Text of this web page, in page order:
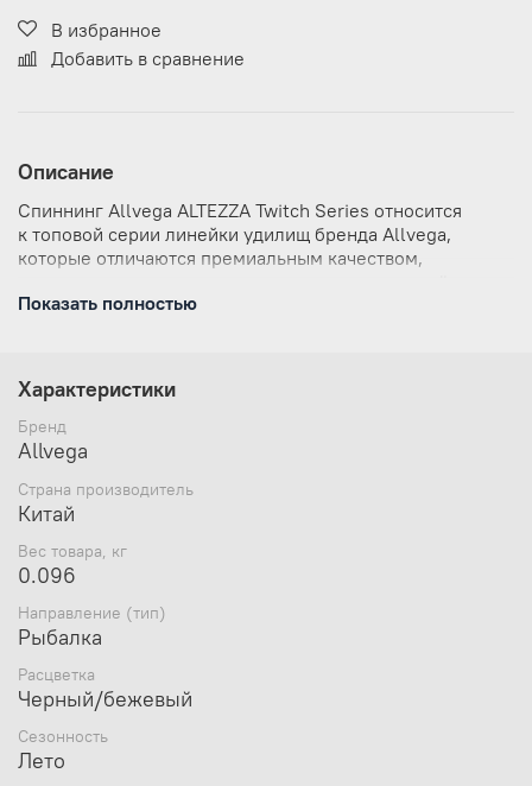
В избранное
Добавить в сравнение
Описание
Спиннинг Allvega ALTEZZA Twitch Series относится
к топовой серии линейки удилищ бренда Allvega,
которые отличаются премиальным качеством,
оснащением.
Благодаря своей лёгкости и прочности, такие
опытных спиннингистов по такому
наиважнейшему параметру, как чувствительность
Могут использоваться для рыбалки на небольших
водоёмах, крупных реках, озёрах
и жёсткие в меру бланки
Они производятся из современных карбоновых
волокон
Оснащены фурнитурой KR-SiC, удобными
катушкодержателями
Показать полностью
Характеристики
Бренд
Allvega
Страна производитель
Китай
Вес товара, кг
0.096
Направление (тип)
Рыбалка
Расцветка
Черный/бежевый
Сезонность
Лето